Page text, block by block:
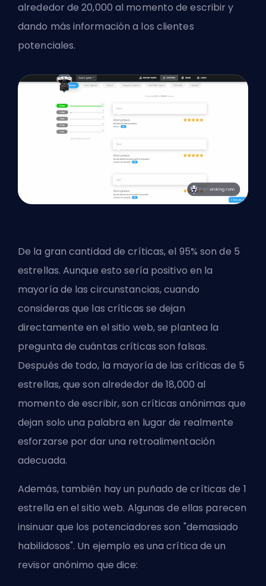
alrededor de 20,000 al momento de escribir y
dando más información a los clientes
potenciales.
De la gran cantidad de críticas, el 95% son de 5
estrellas. Aunque esto sería positivo en la
mayoría de las circunstancias, cuando
consideras que las críticas se dejan
directamente en el sitio web, se plantea la
pregunta de cuántas críticas son falsas.
Después de todo, la mayoría de las críticas de 5
estrellas, que son alrededor de 18,000 al
momento de escribir, son críticas anónimas que
dejan solo una palabra en lugar de realmente
esforzarse por dar una retroalimentación
adecuada.
Además, también hay un puñado de críticas de 1
estrella en el sitio web. Algunas de ellas parecen
insinuar que los potenciadores son "demasiado
habilidosos". Un ejemplo es una crítica de un
revisor anónimo que dice: